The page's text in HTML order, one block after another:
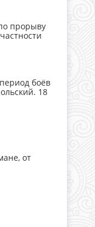
прорыву
боёв
18
от